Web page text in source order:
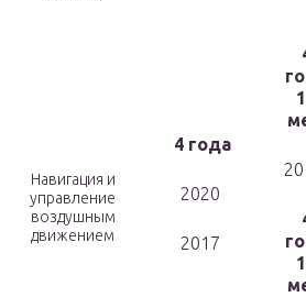
Навигация и
управление
воздушным
движением
4 года
2020
2017